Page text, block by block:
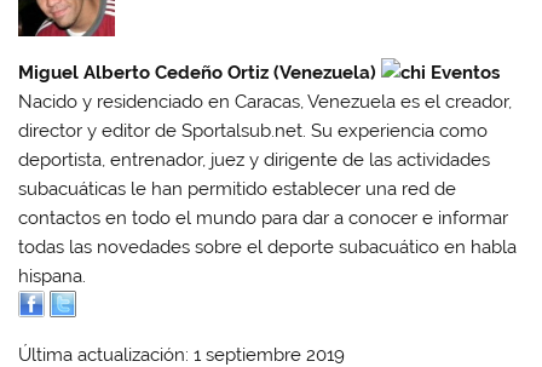
Miguel Alberto Cedeño Ortiz (Venezuela)
Nacido y residenciado en Caracas, Venezuela es el creador,
director y editor de Sportalsub.net. Su experiencia como
deportista, entrenador, juez y dirigente de las actividades
subacuáticas le han permitido establecer una red de
contactos en todo el mundo para dar a conocer e informar
todas las novedades sobre el deporte subacuático en habla
hispana.
Última actualización: 1 septiembre 2019